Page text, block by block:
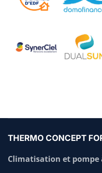
THERMO CONCEPT
Climatisation et pompe